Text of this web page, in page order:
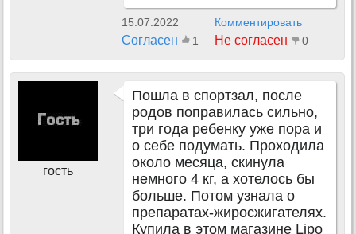
15.07.2022 Комментировать
Согласен 1 Не согласен 0
гость
Пошла в спортзал, после
родов поправилась сильно,
три года ребенку уже пора и
о себе подумать. Проходила
около месяца, скинула
немного 4 кг, а хотелось бы
больше. Потом узнала о
препаратах-жиросжигателях.
Купила в этом магазине Lipo